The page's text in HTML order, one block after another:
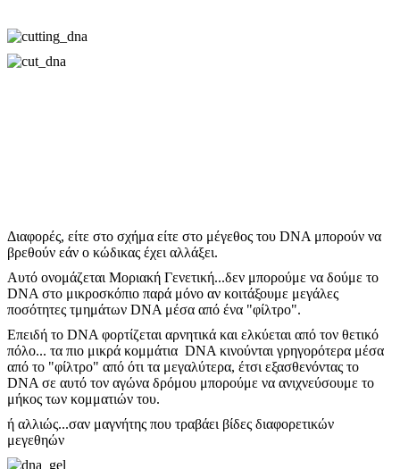
Διαφορές, είτε στο σχήμα είτε στο μέγεθος του DNA μπορούν να
βρεθούν εάν ο κώδικας έχει αλλάξει.
Αυτό ονομάζεται Μοριακή Γενετική...δεν μπορούμε να δούμε το
DNA στο μικροσκόπιο παρά μόνο αν κοιτάξουμε μεγάλες
ποσότητες τμημάτων DNA μέσα από ένα "φίλτρο".
Επειδή το DNA φορτίζεται αρνητικά και ελκύεται από τον θετικό
πόλο... τα πιο μικρά κομμάτια DNA κινούνται γρηγορότερα μέσα
από το "φίλτρο" από ότι τα μεγαλύτερα, έτσι εξασθενόντας το
DNA σε αυτό τον αγώνα δρόμου μπορούμε να ανιχνεύσουμε το
μήκος των κομματιών του.
ή αλλιώς...σαν μαγνήτης που τραβάει βίδες διαφορετικών
μεγεθηών